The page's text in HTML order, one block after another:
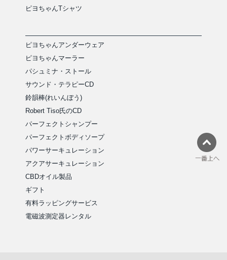
ピヨちゃんTシャツ
ピヨちゃんアンダーウェア
ピヨちゃんマーラー
パシュミナ・ストール
サウンド・テラピーCD
鈴韻棒(れいんぼう)
Robert Tiso氏のCD
パーフェクトシャンプー
パーフェクトボディソープ
パワーサーキュレーション
アクアサーキュレーション
CBDオイル製品
ギフト
有料ラッピングサービス
電磁波測定器レンタル